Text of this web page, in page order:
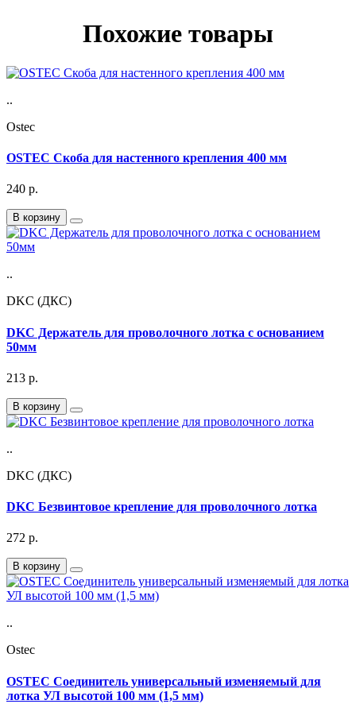
Похожие товары
..
Ostec
OSTEC Скоба для настенного крепления 400 мм
240 р.
В корзину
..
DKC (ДКС)
DKC Держатель для проволочного лотка с основанием
50мм
213 р.
В корзину
..
DKC (ДКС)
DKC Безвинтовое крепление для проволочного лотка
272 р.
В корзину
..
Ostec
OSTEC Соединитель универсальный изменяемый для
лотка УЛ высотой 100 мм (1,5 мм)